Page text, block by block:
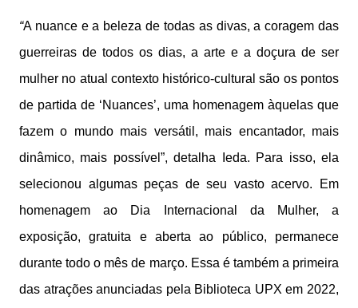
“A nuance e a beleza de todas as divas, a coragem das
guerreiras de todos os dias, a arte e a doçura de ser
mulher no atual contexto histórico-cultural são os pontos
de partida de ‘Nuances’, uma homenagem àquelas que
fazem o mundo mais versátil, mais encantador, mais
dinâmico, mais possível”, detalha Ieda. Para isso, ela
selecionou algumas peças de seu vasto acervo. Em
homenagem ao Dia Internacional da Mulher, a
exposição, gratuita e aberta ao público, permanece
durante todo o mês de março. Essa é também a primeira
das atrações anunciadas pela Biblioteca UPX em 2022,